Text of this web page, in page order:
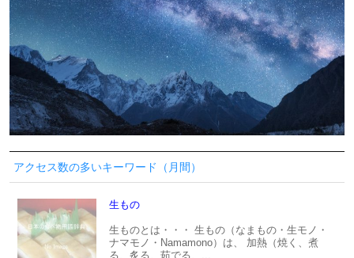
アクセス数の多いキーワード（月間）
生もの
生ものとは・・・ 生もの（なまもの・生モノ・
ナマモノ・Namamono）は、 加熱（焼く、煮
る、炙る、茹でる、...